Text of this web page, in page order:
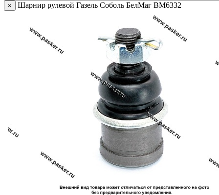
× Шарнир рулевой Газель Соболь БелМаг BM6332